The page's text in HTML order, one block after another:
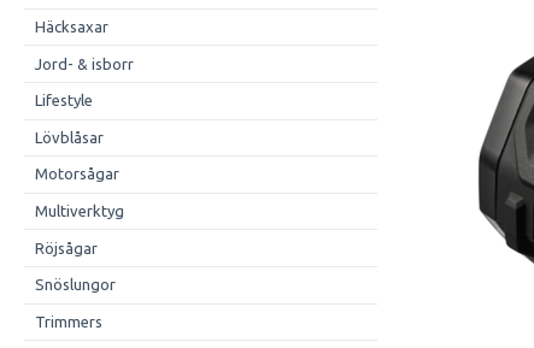
Häcksaxar
Jord- & isborr
Lifestyle
Lövblåsar
Motorsågar
Multiverktyg
Röjsågar
Snöslungor
Trimmers